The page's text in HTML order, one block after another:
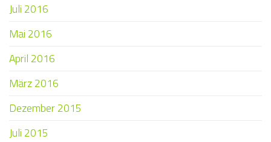
Juli 2016
Mai 2016
April 2016
März 2016
Dezember 2015
Juli 2015